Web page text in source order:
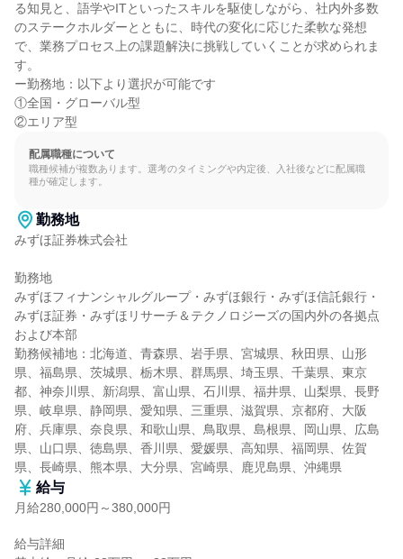
る知見と、語学やITといったスキルを駆使しながら、社内外多数
のステークホルダーとともに、時代の変化に応じた柔軟な発想
で、業務プロセス上の課題解決に挑戦していくことが求められま
す。
ー勤務地：以下より選択が可能です
①全国・グローバル型
②エリア型
配属職種について
職種候補が複数あります。選考のタイミングや内定後、入社後などに配属職
種が確定します。
勤務地
みずほ証券株式会社
勤務地
みずほフィナンシャルグループ・みずほ銀行・みずほ信託銀行・
みずほ証券・みずほリサーチ＆テクノロジーズの国内外の各拠点
および本部
勤務候補地：北海道、青森県、岩手県、宮城県、秋田県、山形
県、福島県、茨城県、栃木県、群馬県、埼玉県、千葉県、東京
都、神奈川県、新潟県、富山県、石川県、福井県、山梨県、長野
県、岐阜県、静岡県、愛知県、三重県、滋賀県、京都府、大阪
府、兵庫県、奈良県、和歌山県、鳥取県、島根県、岡山県、広島
県、山口県、徳島県、香川県、愛媛県、高知県、福岡県、佐賀
県、長崎県、熊本県、大分県、宮崎県、鹿児島県、沖縄県
給与
月給280,000円～380,000円
給与詳細